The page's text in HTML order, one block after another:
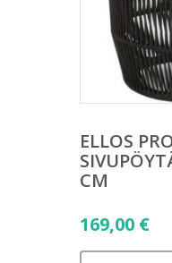
ELLOS
CM
169,00 €